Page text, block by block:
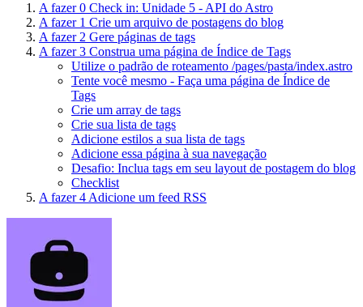
A fazer 0 Check in: Unidade 5 - API do Astro
A fazer 1 Crie um arquivo de postagens do blog
A fazer 2 Gere páginas de tags
A fazer 3 Construa uma página de Índice de Tags
Utilize o padrão de roteamento /pages/pasta/index.astro
Tente você mesmo - Faça uma página de Índice de
Tags
Crie um array de tags
Crie sua lista de tags
Adicione estilos a sua lista de tags
Adicione essa página à sua navegação
Desafio: Inclua tags em seu layout de postagem do blog
Checklist
A fazer 4 Adicione um feed RSS